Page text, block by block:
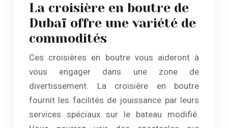
La croisière en boutre de
Dubaï offre une variété de
commodités
Ces croisières en boutre vous aideront à
vous engager dans une zone de
divertissement. La croisière en boutre
fournit les facilités de jouissance par leurs
services spéciaux sur le bateau modifié.